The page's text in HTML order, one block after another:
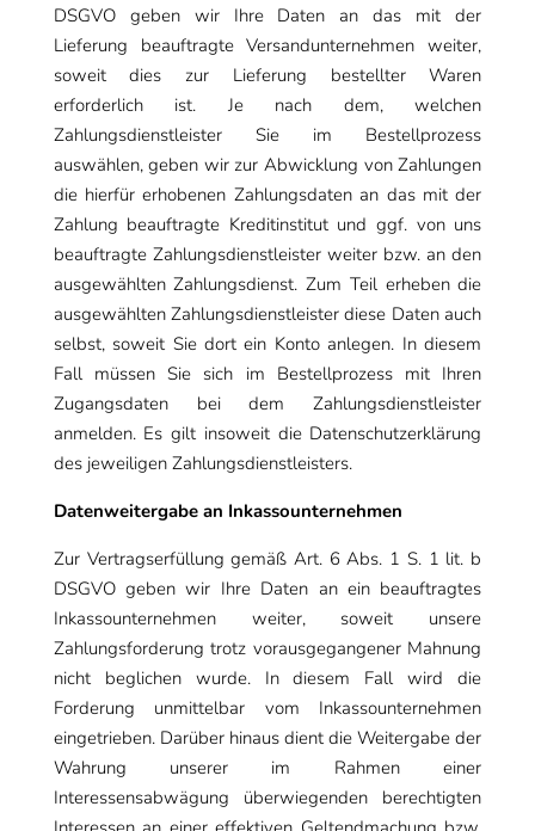
DSGVO geben wir Ihre Daten an das mit der
Lieferung beauftragte Versandunternehmen weiter,
soweit dies zur Lieferung bestellter Waren
erforderlich ist. Je nach dem, welchen
Zahlungsdienstleister Sie im Bestellprozess
auswählen, geben wir zur Abwicklung von Zahlungen
die hierfür erhobenen Zahlungsdaten an das mit der
Zahlung beauftragte Kreditinstitut und ggf. von uns
beauftragte Zahlungsdienstleister weiter bzw. an den
ausgewählten Zahlungsdienst. Zum Teil erheben die
ausgewählten Zahlungsdienstleister diese Daten auch
selbst, soweit Sie dort ein Konto anlegen. In diesem
Fall müssen Sie sich im Bestellprozess mit Ihren
Zugangsdaten bei dem Zahlungsdienstleister
anmelden. Es gilt insoweit die Datenschutzerklärung
des jeweiligen Zahlungsdienstleisters.
Datenweitergabe an Inkassounternehmen
Zur Vertragserfüllung gemäß Art. 6 Abs. 1 S. 1 lit. b
DSGVO geben wir Ihre Daten an ein beauftragtes
Inkassounternehmen weiter, soweit unsere
Zahlungsforderung trotz vorausgegangener Mahnung
nicht beglichen wurde. In diesem Fall wird die
Forderung unmittelbar vom Inkassounternehmen
eingetrieben. Darüber hinaus dient die Weitergabe der
Wahrung unserer im Rahmen einer
Interessensabwägung überwiegenden berechtigten